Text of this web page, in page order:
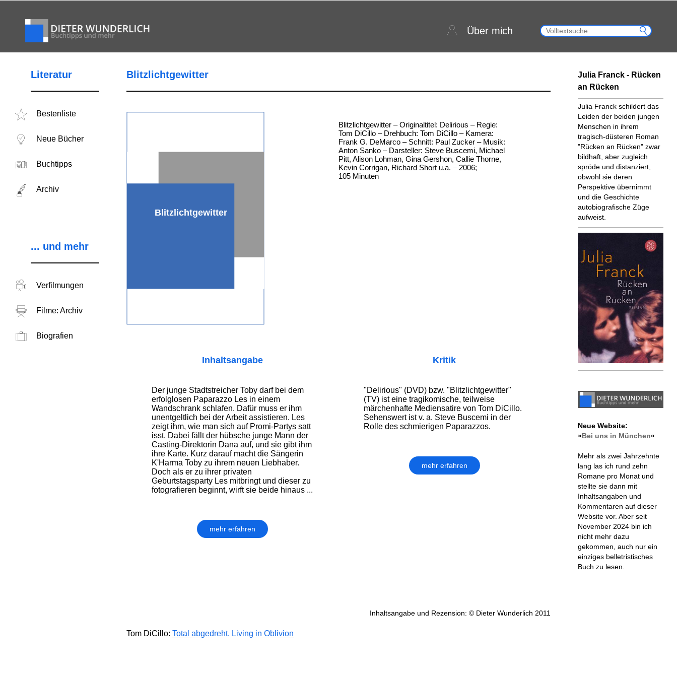
Über mich
Literatur
Bestenliste
Neue Bücher
Buchtipps
Archiv
... und mehr
Verfilmungen
Filme: Archiv
Biografien
Blitzlichtgewitter
Blitzlichtgewitter
Blitzlichtgewitter – Originaltitel: Delirious – Regie:
Tom DiCillo – Drehbuch: Tom DiCillo – Kamera:
Frank G. DeMarco – Schnitt: Paul Zucker – Musik:
Anton Sanko – Darsteller: Steve Buscemi, Michael
Pitt, Alison Lohman, Gina Gershon, Callie Thorne,
Kevin Corrigan, Richard Short u.a. – 2006;
105 Minuten
Inhaltsangabe
Der junge Stadtstreicher Toby darf bei dem
erfolglosen Paparazzo Les in einem
Wandschrank schlafen. Dafür muss er ihm
unentgeltlich bei der Arbeit assistieren. Les
zeigt ihm, wie man sich auf Promi-Partys satt
isst. Dabei fällt der hübsche junge Mann der
Casting-Direktorin Dana auf, und sie gibt ihm
ihre Karte. Kurz darauf macht die Sängerin
K'Harma Toby zu ihrem neuen Liebhaber.
Doch als er zu ihrer privaten
Geburtstagsparty Les mitbringt und dieser zu
fotografieren beginnt, wirft sie beide hinaus ...
mehr erfahren
Kritik
"Delirious" (DVD) bzw. "Blitzlichtgewitter"
(TV) ist eine tragikomische, teilweise
märchenhafte Mediensatire von Tom DiCillo.
Sehenswert ist v. a. Steve Buscemi in der
Rolle des schmierigen Paparazzos.
mehr erfahren
Inhaltsangabe und Rezension: © Dieter Wunderlich 2011
Tom DiCillo: Total abgedreht. Living in Oblivion
Julia Franck - Rücken
an Rücken
Julia Franck schildert das
Leiden der beiden jungen
Menschen in ihrem
tragisch-düsteren Roman
"Rücken an Rücken" zwar
bildhaft, aber zugleich
spröde und distanziert,
obwohl sie deren
Perspektive übernimmt
und die Geschichte
autobiografische Züge
aufweist.
Neue Website:
»Bei uns in München«
Mehr als zwei Jahrzehnte
lang las ich rund zehn
Romane pro Monat und
stellte sie dann mit
Inhaltsangaben und
Kommentaren auf dieser
Website vor. Aber seit
November 2024 bin ich
nicht mehr dazu
gekommen, auch nur ein
einziges belletristisches
Buch zu lesen.